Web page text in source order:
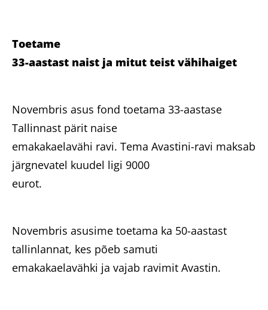
Toetame
33-aastast naist ja mitut teist vähihaiget
Novembris asus fond toetama 33-aastase
Tallinnast pärit naise
emakakaelavähi ravi. Tema Avastini-ravi maksab
järgnevatel kuudel ligi 9000
eurot.
Novembris asusime toetama ka 50-aastast
tallinlannat, kes põeb samuti
emakakaelavähki ja vajab ravimit Avastin.